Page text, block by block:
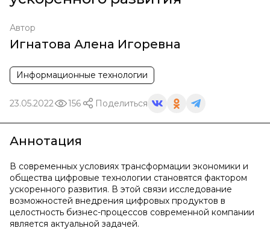
Автор
Игнатова Алена Игоревна
Информационные технологии
23.05.2022 156 Поделиться
Аннотация
В современных условиях трансформации экономики и
общества цифровые технологии становятся фактором
ускоренного развития. В этой связи исследование
возможностей внедрения цифровых продуктов в
целостность бизнес-процессов современной компании
является актуальной задачей.